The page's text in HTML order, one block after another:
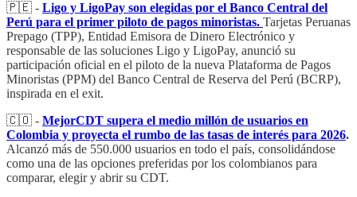
🇵🇪 - Ligo y LigoPay son elegidas por el Banco Central del
Perú para el primer piloto de pagos minoristas. Tarjetas Peruanas
Prepago (TPP), Entidad Emisora de Dinero Electrónico y
responsable de las soluciones Ligo y LigoPay, anunció su
participación oficial en el piloto de la nueva Plataforma de Pagos
Minoristas (PPM) del Banco Central de Reserva del Perú (BCRP),
inspirada en el exit.
🇨🇴 - MejorCDT supera el medio millón de usuarios en
Colombia y proyecta el rumbo de las tasas de interés para 2026.
Alcanzó más de 550.000 usuarios en todo el país, consolidándose
como una de las opciones preferidas por los colombianos para
comparar, elegir y abrir su CDT.